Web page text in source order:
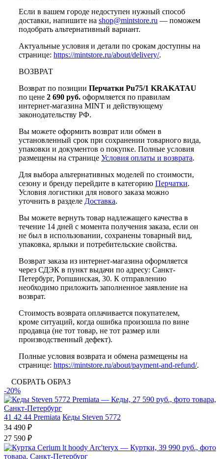
Если в вашем городе недоступен нужный способ
доставки, напишите на shop@mintstore.ru — поможем
подобрать альтернативный вариант.
Актуальные условия и детали по срокам доступны на
странице: https://mintstore.ru/about/delivery/.
ВОЗВРАТ
Возврат по позиции Перчатки Pu75/1 KRAKATAU
по цене 2 690 руб. оформляется по правилам
интернет-магазина MINT и действующему
законодательству РФ.
Вы можете оформить возврат или обмен в
установленный срок при сохранении товарного вида,
упаковки и документов о покупке. Полные условия
размещены на странице Условия оплаты и возврата.
Для выбора альтернативных моделей по стоимости,
сезону и бренду перейдите в категорию Перчатки.
Условия логистики для нового заказа можно
уточнить в разделе Доставка.
Вы можете вернуть товар надлежащего качества в
течение 14 дней с момента получения заказа, если он
не был в использовании, сохранены товарный вид,
упаковка, ярлыки и потребительские свойства.
Возврат заказа из интернет-магазина оформляется
через СДЭК в пункт выдачи по адресу: Санкт-
Петербург, Ропшинская, 30. К отправлению
необходимо приложить заполненное заявление на
возврат.
Стоимость возврата оплачивается покупателем,
кроме ситуаций, когда ошибка произошла по вине
продавца (не тот товар, не тот размер или
производственный дефект).
Полные условия возврата и обмена размещены на
странице: https://mintstore.ru/about/payment-and-refund/.
СОБРАТЬ ОБРАЗ
-20%
41 42 44 Premiata Кеды Steven 5772
34 490 ₽
27 590 ₽